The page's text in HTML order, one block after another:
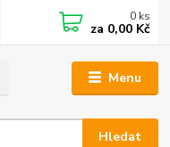
Menu
Hledat
0 ks
za 0,00 Kč